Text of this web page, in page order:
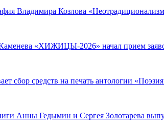
Владимира Козлова
«ХИЖИЦЫ-2026» начал прием
сбор средств на печать антологии
Анны Гедымин и Сергея Золотарева